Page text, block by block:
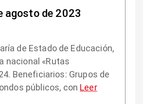
agosto de 2023
de Estado de Educación,
nacional «Rutas
Beneficiarios: Grupos de
públicos, con Leer